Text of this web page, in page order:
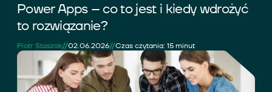
Power Apps – co to jest i kiedy wdrożyć
to rozwiązanie?
Piotr Staszak//02.06.2026//Czas czytania: 15 minut